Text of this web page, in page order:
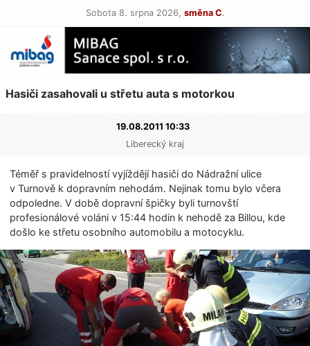
Sobota 8. srpna 2026, směna C.
Hasiči zasahovali u střetu auta s motorkou
19.08.2011 10:33
Liberecký kraj
Téměř s pravidelností vyjíždějí hasiči do Nádražní ulice
v Turnově k dopravním nehodám. Nejinak tomu bylo včera
odpoledne. V době dopravní špičky byli turnovští
profesionálové voláni v 15:44 hodin k nehodě za Billou, kde
došlo ke střetu osobního automobilu a motocyklu.